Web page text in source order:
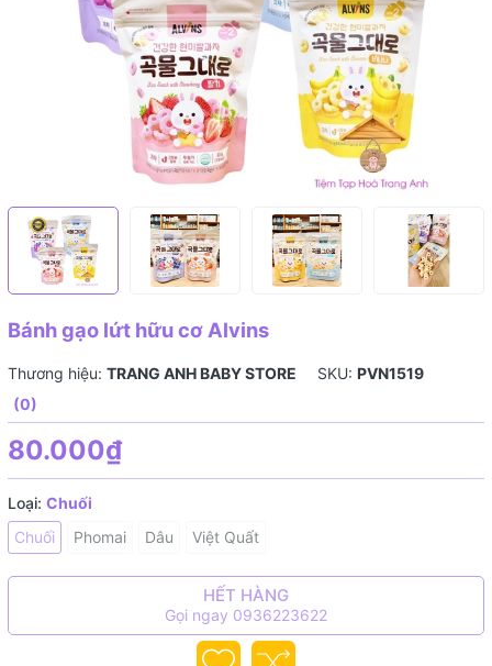
Bánh gạo lứt hữu cơ Alvins
Thương hiệu: TRANG ANH BABY STORE SKU: PVN1519
(0)
80.000₫
Loại: Chuối
Chuối
Phomai Dâu Việt Quất
HẾT HÀNG
Gọi ngay 0936223622